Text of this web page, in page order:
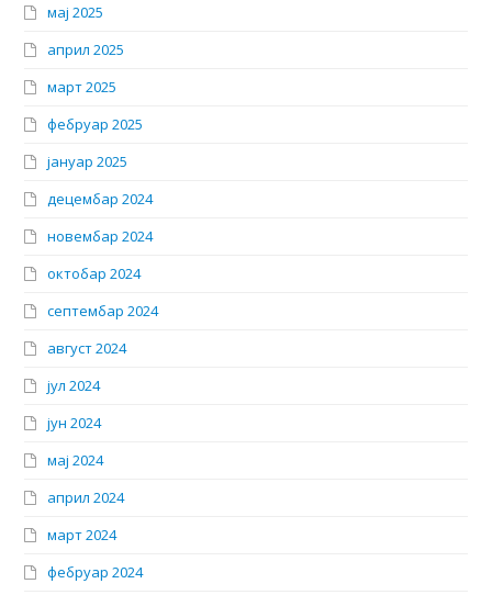
мај 2025
април 2025
март 2025
фебруар 2025
јануар 2025
децембар 2024
новембар 2024
октобар 2024
септембар 2024
август 2024
јул 2024
јун 2024
мај 2024
април 2024
март 2024
фебруар 2024